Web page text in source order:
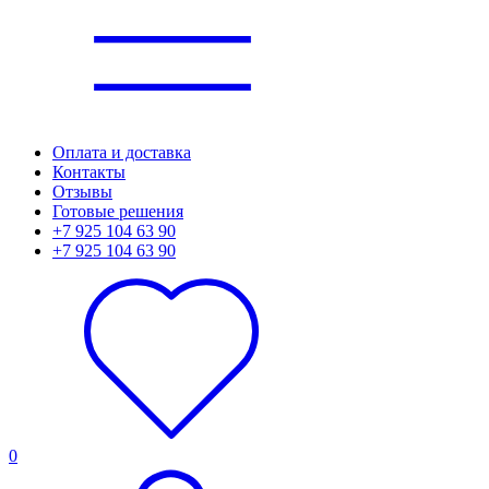
Оплата и доставка
Контакты
Отзывы
Готовые решения
+7 925 104 63 90
+7 925 104 63 90
0